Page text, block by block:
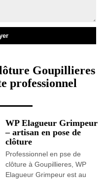
Goupillieres
professionnel
WP Elagueur Grimpeur
– artisan en pose de
clôture
Professionnel en pse de
clôture à Goupillieres, WP
Elagueur Grimpeur est au